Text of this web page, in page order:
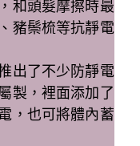
和頭髮摩擦時最
豬鬃梳等抗靜電
出了不少防靜電
製，裡面添加了
，也可將體內蓄